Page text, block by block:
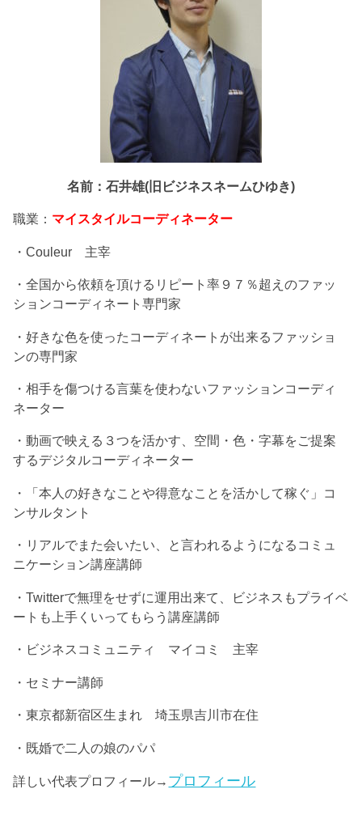
名前：石井雄(旧ビジネスネームひゆき)
職業： マイスタイルコーディネーター
・Couleur 主宰
・全国から依頼を頂けるリピート率９７％超えのファッ
ションコーディネート専門家
・好きな色を使ったコーディネートが出来るファッショ
ンの専門家
・相手を傷つける言葉を使わないファッションコーディ
ネーター
・動画で映える３つを活かす、空間・色・字幕をご提案
するデジタルコーディネーター
・「本人の好きなことや得意なことを活かして稼ぐ」コ
ンサルタント
・リアルでまた会いたい、と言われるようになるコミュ
ニケーション講座講師
・Twitterで無理をせずに運用出来て、ビジネスもプライベ
ートも上手くいってもらう講座講師
・ビジネスコミュニティ マイコミ 主宰
・セミナー講師
・東京都新宿区生まれ 埼玉県吉川市在住
・既婚で二人の娘のパパ
詳しい代表プロフィール→ プロフィール